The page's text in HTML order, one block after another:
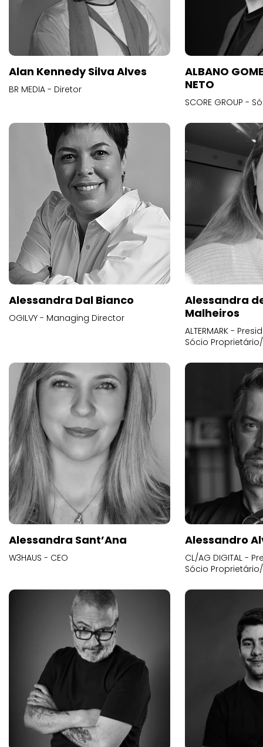
Alan Kennedy Silva Alves
BR MEDIA - Diretor
ALBANO
NETO
SCORE GROUP -
Alessandra Dal Bianco
OGILVY - Managing Director
Alessandra
Malheiros
ALTERMARK -
Sócio
Alessandra Sant’Ana
W3HAUS - CEO
Alessandro
CL/AG DIGITAL -
Sócio